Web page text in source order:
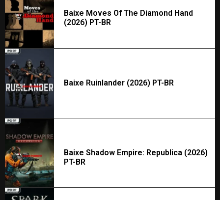
Baixe Moves Of The Diamond Hand
(2026) PT-BR
Baixe Ruinlander (2026) PT-BR
Baixe Shadow Empire: Republica (2026)
PT-BR